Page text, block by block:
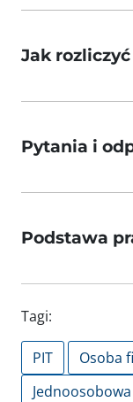
Jak
Pytania i
Podstawa
Tagi:
PIT
Osoba